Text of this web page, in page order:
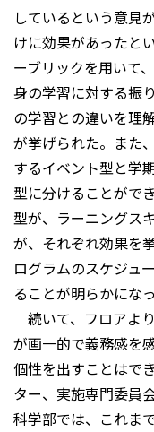
しているという意見
けに効果があったと
ーブリックを用いて
身の学習に対する振
の学習との違いを理
が挙げられた。また
するイベント型と学
型に分けることがで
型が、ラーニングス
が、それぞれ効果を
ログラムのスケジュ
ることが明らかになっ
続いて、フロアよ
が画一的で義務感を
個性を出すことはで
ター、実施専門委員
科学部では、これま